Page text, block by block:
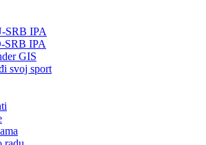
SRB IPA
SRB IPA
GIS
svoj sport